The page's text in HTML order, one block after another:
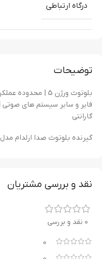
توضیحات
گارانتی
گیرنده بلوتوث صدا ارلدام مدل ET-M73
درگاه ارتباطی
نقد و بررسی مشتریان
0 نقد و بررسی
0